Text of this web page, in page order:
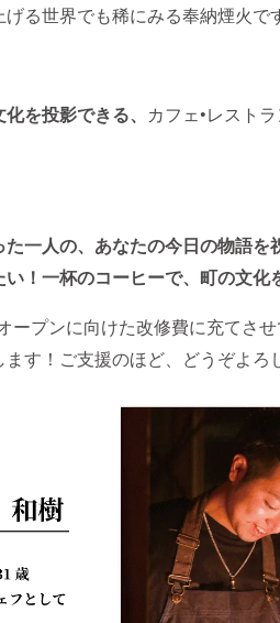
る世界でも稀にみる奉納煙火で
を投影できる、 カフェ•レスト
一人の、あなたの今日の物語を
！一杯のコーヒーで、町の文化
ープンに向けた改修費に充てさ
す！ご支援のほど、どうぞよろ